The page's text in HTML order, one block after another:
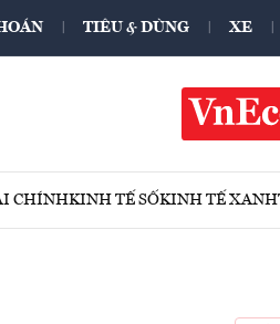
TIÊU & DÙNG XE
CHÍNHKINH TẾ SỐKINH TẾ XANH